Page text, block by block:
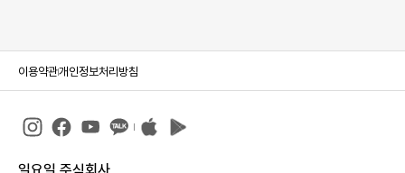
이용약관개인정보처리방침